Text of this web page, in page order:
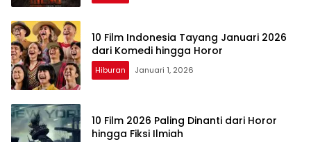
10 Film Indonesia Tayang Januari 2026
dari Komedi hingga Horor
Hiburan Januari 1, 2026
10 Film 2026 Paling Dinanti dari Horor
hingga Fiksi Ilmiah